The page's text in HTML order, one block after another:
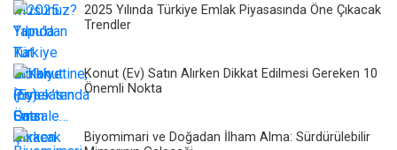
2025 Yılında Türkiye Emlak Piyasasında Öne Çıkacak
Trendler
Konut (Ev) Satın Alırken Dikkat Edilmesi Gereken 10
Önemli Nokta
Biyomimari ve Doğadan İlham Alma: Sürdürülebilir